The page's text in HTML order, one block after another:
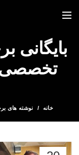
بایگانی
تخصصی
خانه نوشته های